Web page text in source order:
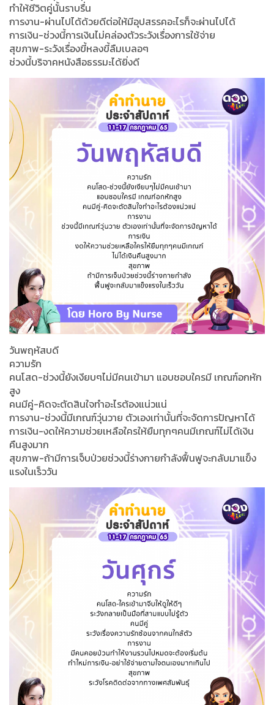
ทำให้ชีวิตคู่นั้นราบรื่น
การงาน-ผ่านไปได้ด้วยดีต่อให้มีอุปสรรคอะไรก็จะผ่านไปได้
การเงิน-ช่วงนี้การเงินไม่คล่องตัวระวังเรื่องการใช้จ่าย
สุขภาพ-ระวังเรื่องขี้หลงขี้ลืมเบลอๆ
ช่วงนี้บริจาคหนังสือธรรมะได้ยิ่งดี
วันพฤหัสบดี
ความรัก
คนโสด-ช่วงนี้ยังเงียบๆไม่มีคนเข้ามา แอบชอบใครมี เกณฑ์อกหัก
สูง
คนมีคู่-คิดจะตัดสินใจทำอะไรต้องแน่วแน่
การงาน-ช่วงนี้มีเกณฑ์วุ่นวาย ตัวเองเท่านั้นที่จะจัดการปัญหาได้
การเงิน-งดให้ความช่วยเหลือใครให้ยืมทุกๆคนมีเกณฑ์ไม่ได้เงิน
คืนสูงมาก
สุขภาพ-ถ้ามีการเจ็บป่วยช่วงนี้ร่างกายกำลังฟื้นฟูจะกลับมาแข็ง
แรงในเร็ววัน